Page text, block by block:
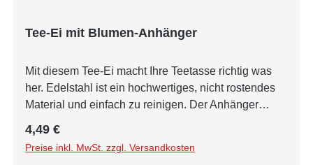
Tee-Ei mit Blumen-Anhänger
Mit diesem Tee-Ei macht Ihre Teetasse richtig was
her. Edelstahl ist ein hochwertiges, nicht rostendes
Material und einfach zu reinigen. Der Anhänger
Regulärer Preis:
4,49 €
Preise inkl. MwSt. zzgl. Versandkosten